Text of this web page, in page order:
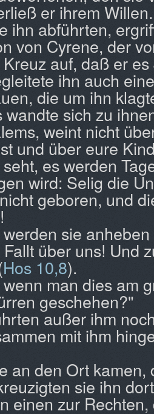
er ihrem Willen.
ihn abführten,
von Cyrene, der
auf, daß er
ihn auch
die um ihn
wandte sich zu
weint nicht
und über eure
es werden
wird: Selig die
geboren, und
sie
über uns! Und
Hos 10,8).
man dies am
geschehen?"
außer ihm
mit ihm
an den Ort kamen,
sie ihn
einen zur